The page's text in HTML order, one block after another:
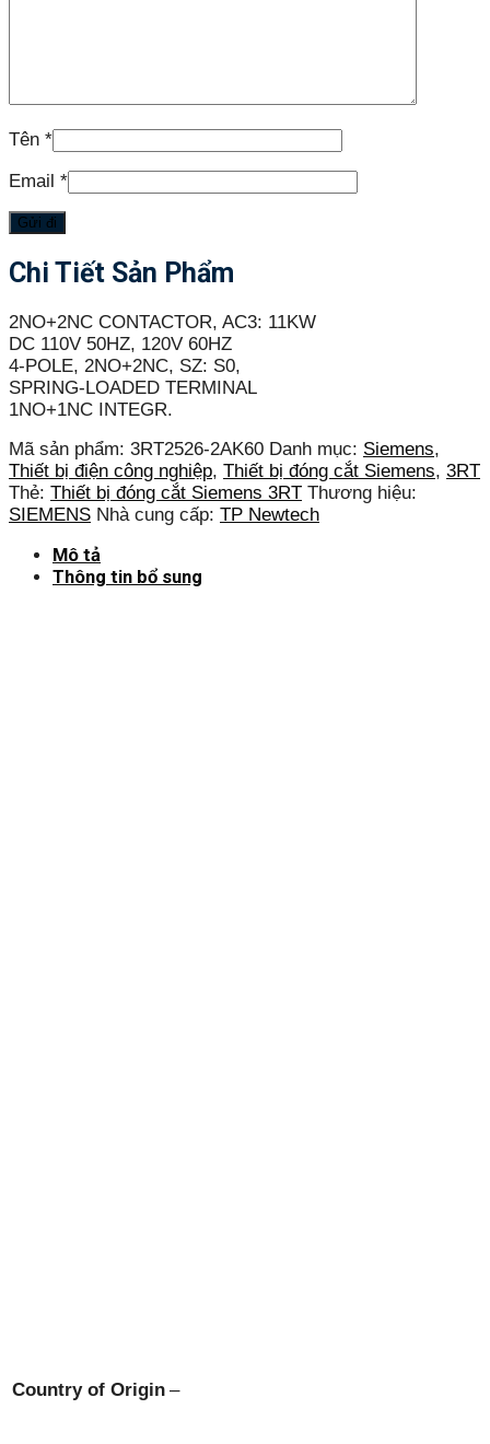
Tên *
Email *
Chi Tiết Sản Phẩm
2NO+2NC CONTACTOR, AC3: 11KW
DC 110V 50HZ, 120V 60HZ
4-POLE, 2NO+2NC, SZ: S0,
SPRING-LOADED TERMINAL
1NO+1NC INTEGR.
Mã sản phẩm: 3RT2526-2AK60 Danh mục: Siemens,
Thiết bị điện công nghiệp, Thiết bị đóng cắt Siemens, 3RT
Thẻ: Thiết bị đóng cắt Siemens 3RT Thương hiệu:
SIEMENS Nhà cung cấp: TP Newtech
Mô tả
Thông tin bổ sung
Country of Origin –